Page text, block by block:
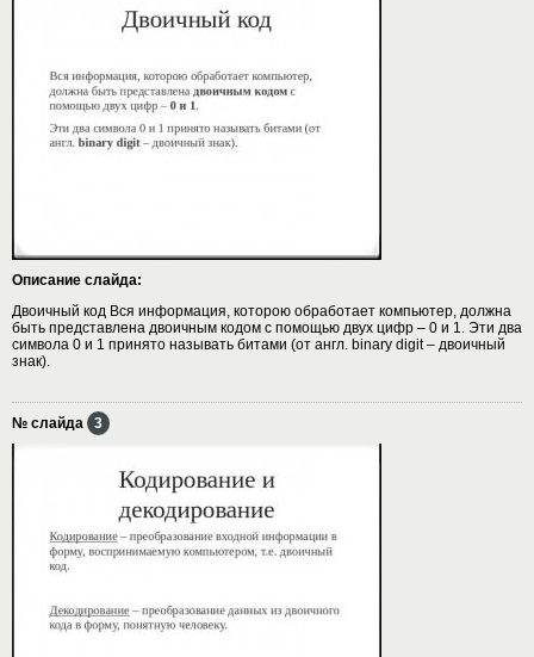
Описание слайда:
Двоичный код Вся информация, которою обработает компьютер, должна
быть представлена двоичным кодом с помощью двух цифр – 0 и 1. Эти два
символа 0 и 1 принято называть битами (от англ. binary digit – двоичный
знак).
№ слайда 3